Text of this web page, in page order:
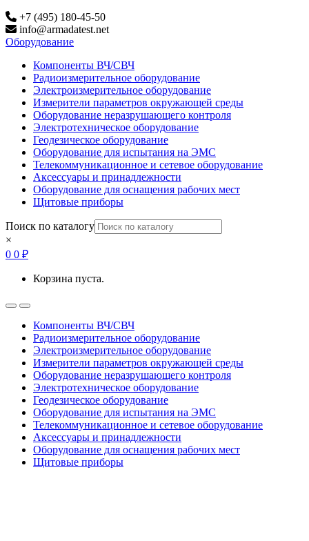
+7 (495) 180-45-50
info@armadatest.net
Оборудование
Компоненты ВЧ/СВЧ
Радиоизмерительное оборудование
Электроизмерительное оборудование
Измерители параметров окружающей среды
Оборудование неразрушающего контроля
Электротехническое оборудование
Геодезическое оборудование
Оборудование для испытания на ЭМС
Телекоммуникационное и сетевое оборудование
Аксессуары и принадлежности
Оборудование для оснащения рабочих мест
Щитовые приборы
Поиск по каталогу
×
0 0 ₽
Корзина пуста.
OpenClose
Компоненты ВЧ/СВЧ
Радиоизмерительное оборудование
Электроизмерительное оборудование
Измерители параметров окружающей среды
Оборудование неразрушающего контроля
Электротехническое оборудование
Геодезическое оборудование
Оборудование для испытания на ЭМС
Телекоммуникационное и сетевое оборудование
Аксессуары и принадлежности
Оборудование для оснащения рабочих мест
Щитовые приборы